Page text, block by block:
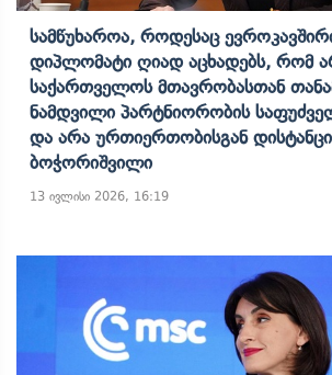
Სამწუხაროა, Როდესაც
Დიპლომატი Ღიად Აცხადებს, Რომ
Საქართველოს Მთავრობასთან
Ნამდვილი Პარტნიორობის
Და Არა Ურთიერთობისგან
Ბოჭორიშვილი
13 ივლისი 2026, 16:19